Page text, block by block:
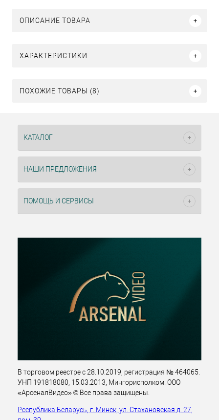
ОПИСАНИЕ ТОВАРА
ХАРАКТЕРИСТИКИ
ПОХОЖИЕ ТОВАРЫ (8)
КАТАЛОГ
НАШИ ПРЕДЛОЖЕНИЯ
ПОМОЩЬ И СЕРВИСЫ
В торговом реестре с 28.10.2019, регистрация № 464065.
УНП 191818080, 15.03.2013, Мингорисполком. ООО
«АрсеналВидео» © Все права защищены.
Республика Беларусь, г. Минск, ул. Стахановская д. 27,